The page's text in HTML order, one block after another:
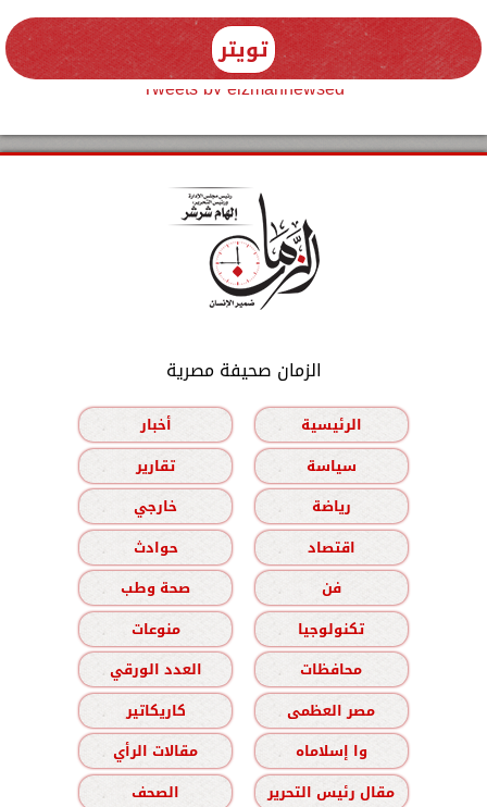
تويتر
Tweets by elzmannewseg
الزمان صحيفة مصرية
الرئيسية
أخبار
سياسة
تقارير
رياضة
خارجي
اقتصاد
حوادث
فن
صحة وطب
تكنولوجيا
منوعات
محافظات
العدد الورقي
مصر العظمى
كاريكاتير
وا إسلاماه
مقالات الرأي
مقال رئيس التحرير
الصحف